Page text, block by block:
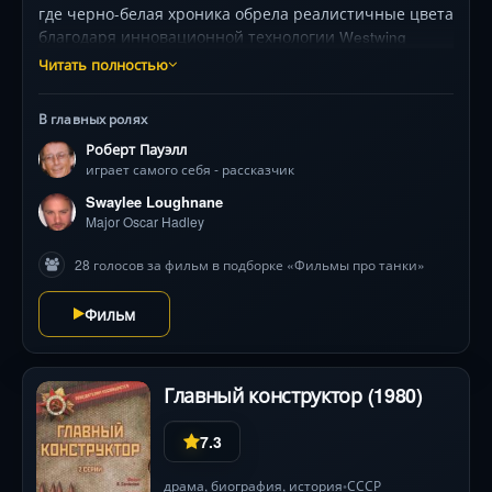
где черно-белая хроника обрела реалистичные цвета
благодаря инновационной технологии Westwing
Studios. Скрупулезная реставрация длилась почти
Европе, битву за Британию, трагедию Восточного
фронта, Перл-Харбор и тихоокеанские кампании.
Закадровый текст легендарного Роберта Пауэлла
ведет зрителя через редкие кадры — от
предвоенных политических бурь до капитуляции
солдат и технологическую гонку, изменившую ход
истории. Это не сухой учебник, а эмоциональное
погружение в эпоху.
Читать полностью
В главных ролях
Роберт Пауэлл
играет самого себя - рассказчик
Swaylee Loughnane
Major Oscar Hadley
28 голосов за фильм в подборке «Фильмы про танки»
Фильм
Главный конструктор (1980)
7.3
драма, биография, история•СССР